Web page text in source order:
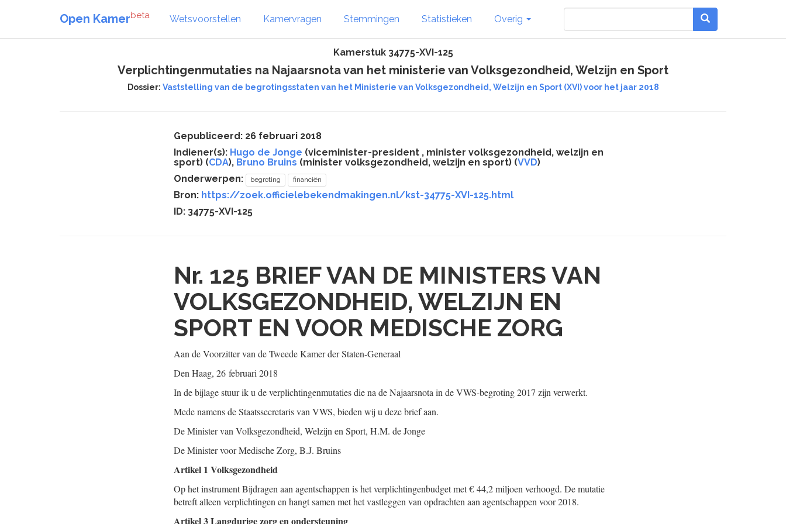
Open Kamerbeta Wetsvoorstellen Kamervragen Stemmingen Statistieken Overig
Kamerstuk 34775-XVI-125
Verplichtingenmutaties na Najaarsnota van het ministerie van Volksgezondheid, Welzijn en Sport
Dossier: Vaststelling van de begrotingsstaten van het Ministerie van Volksgezondheid, Welzijn en Sport (XVI) voor het jaar 2018
Gepubliceerd: 26 februari 2018
Indiener(s): Hugo de Jonge (viceminister-president , minister volksgezondheid, welzijn en
sport) (CDA), Bruno Bruins (minister volksgezondheid, welzijn en sport) (VVD)
Onderwerpen:
begroting financiën
Bron: https://zoek.officielebekendmakingen.nl/kst-34775-XVI-125.html
ID: 34775-XVI-125
Nr. 125 BRIEF VAN DE MINISTERS VAN
VOLKSGEZONDHEID, WELZIJN EN
SPORT EN VOOR MEDISCHE ZORG
Aan de Voorzitter van de Tweede Kamer der Staten-Generaal
Den Haag, 26 februari 2018
In de bijlage stuur ik u de verplichtingenmutaties die na de Najaarsnota in de VWS-begroting 2017 zijn verwerkt.
Mede namens de Staatssecretaris van VWS, bieden wij u deze brief aan.
De Minister van Volksgezondheid, Welzijn en Sport, H.M. deJonge
De Minister voor Medische Zorg, B.J. Bruins
Artikel 1 Volksgezondheid
Op het instrument Bijdragen aan agentschappen is het verplichtingenbudget met € 44,2 miljoen verhoogd. De mutatie
betreft alleen verplichtingen en hangt samen met het vastleggen van opdrachten aan agentschappen voor 2018.
Artikel 3 Langdurige zorg en ondersteuning